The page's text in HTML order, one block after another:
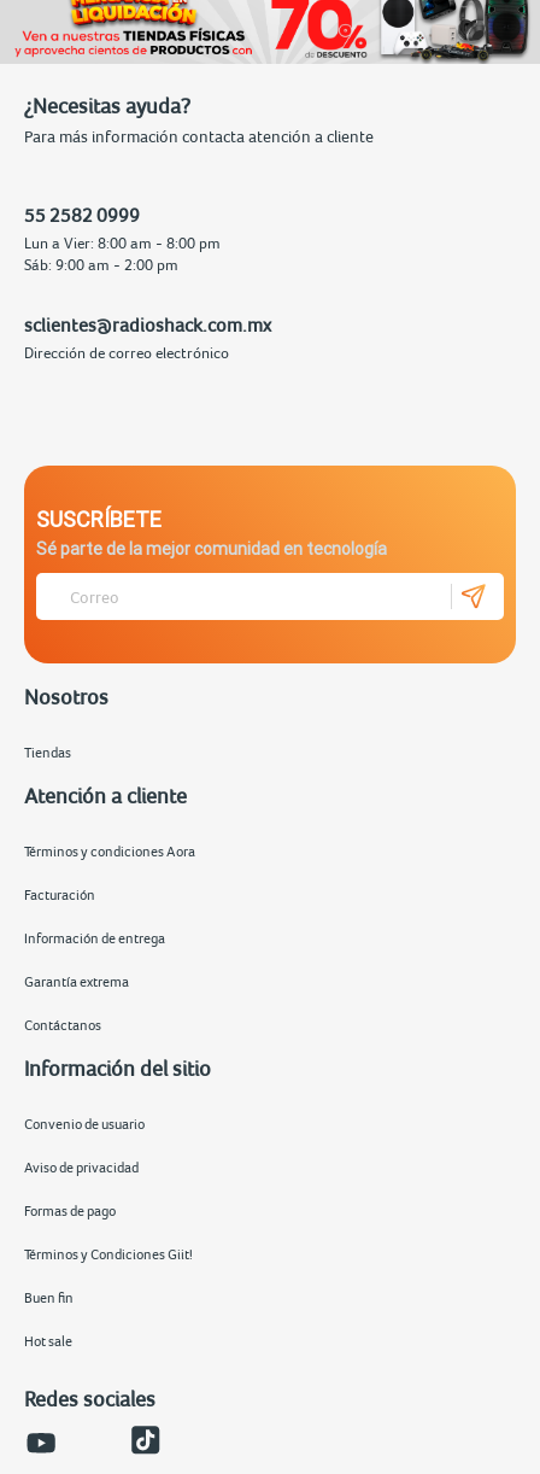
¿Necesitas ayuda?
Para más información contacta atención a cliente
55 2582 0999
Lun a Vier: 8:00 am - 8:00 pm
Sáb: 9:00 am - 2:00 pm
sclientes@radioshack.com.mx
Dirección de correo electrónico
SUSCRÍBETE
Sé parte de la mejor comunidad en tecnología
Nosotros
Tiendas
Atención a cliente
Términos y condiciones Aora
Facturación
Información de entrega
Garantía extrema
Contáctanos
Información del sitio
Convenio de usuario
Aviso de privacidad
Formas de pago
Términos y Condiciones Giit!
Buen fin
Hot sale
Redes sociales